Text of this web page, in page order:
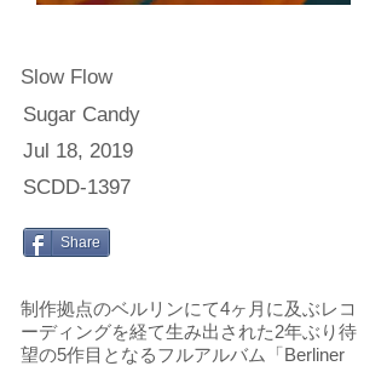
Slow Flow
Sugar Candy
Jul 18, 2019
SCDD-1397
Share
制作拠点のベルリンにて4ヶ月に及ぶレコ
ーディングを経て生み出された2年ぶり待
望の5作目となるフルアルバム「Berliner